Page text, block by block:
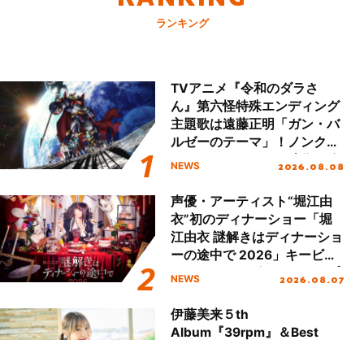
ランキング
TVアニメ『令和のダラさ
ん』第六怪特殊エンディング
主題歌は遠藤正明「ガン・バ
ルゼーのテーマ」！ノンクレ
ジットエンディング映像も公
NEWS 2026.08.08
声優・アーティスト“堀江由
衣”初のディナーショー「堀
江由衣 謎解きはディナーショ
ーの途中で 2026」キービジ
ュアル＆グッズラインナップ
NEWS 2026.08.07
伊藤美来５th
Album『39rpm』＆Best